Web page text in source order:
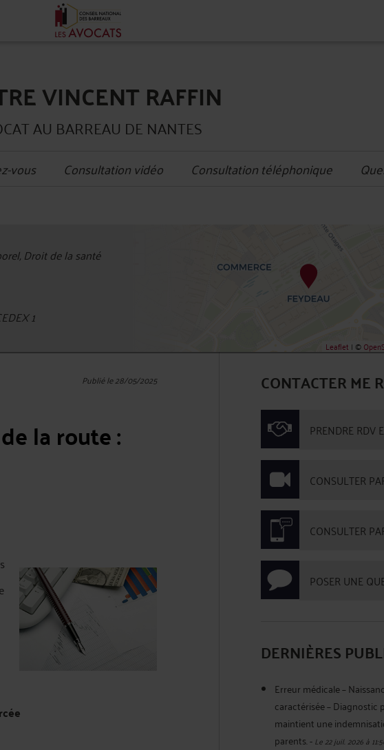
VINCENT RAFFIN
AU BARREAU DE NANTES
vous Consultation vidéo Consultation téléphonique
Droit de la santé
1
Leaflet | ©
Publié le 28/05/2025
la route :
CONTACTER ME
PRENDRE RDV
CONSULTER
CONSULTER
POSER UNE
DERNIÈRES
Erreur médicale –
caractérisée – Diagnostic
maintient une
parents.-Le 22 juil. 2026 à